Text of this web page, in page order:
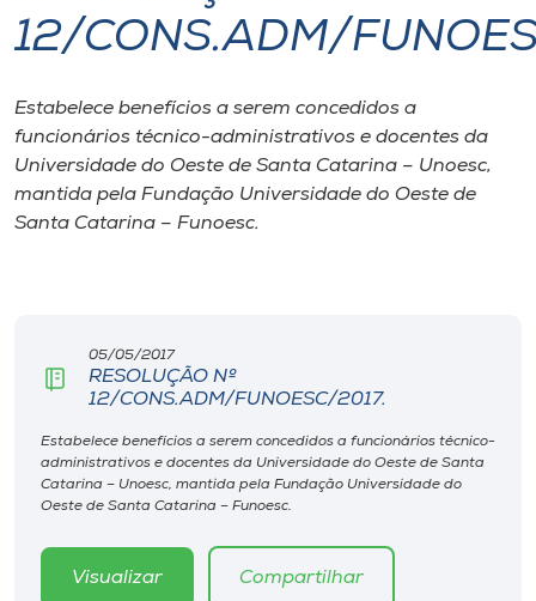
I.nova
Diplomados
Cultura
Editora
Rádio
Museu
12/CONS.ADM/
Estabelece benefícios a serem concedidos a
funcionários técnico-administrativos e docentes da
Universidade do Oeste de Santa Catarina – Unoesc,
mantida pela Fundação Universidade do Oeste de
Santa Catarina – Funoesc.
05/05/2017
RESOLUÇÃO Nº
12/CONS.ADM/FUNOESC/2017.
Estabelece benefícios a serem concedidos a funcionários técnico-
administrativos e docentes da Universidade do Oeste de Santa
Catarina – Unoesc, mantida pela Fundação Universidade do
Oeste de Santa Catarina – Funoesc.
Visualizar Compartilhar